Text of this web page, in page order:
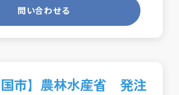
問い合わせる
国市】農林水産省 発注